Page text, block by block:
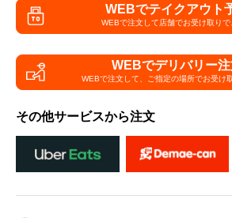
WEBでテイクアウト
WEBで注文して店舗でお受け取りで
WEBでデリバリー
WEBで注文して、 ご指定の場所でお受け
その他サービスから注文